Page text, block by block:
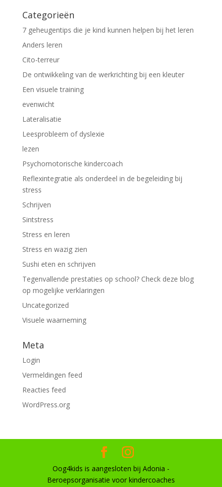
Categorieën
7 geheugentips die je kind kunnen helpen bij het leren
Anders leren
Cito-terreur
De ontwikkeling van de werkrichting bij een kleuter
Een visuele training
evenwicht
Lateralisatie
Leesprobleem of dyslexie
lezen
Psychomotorische kindercoach
Reflexintegratie als onderdeel in de begeleiding bij
stress
Schrijven
Sintstress
Stress en leren
Stress en wazig zien
Sushi eten en schrijven
Tegenvallende prestaties op school? Check deze blog
op mogelijke verklaringen
Uncategorized
Visuele waarneming
Meta
Login
Vermeldingen feed
Reacties feed
WordPress.org
Oog4kids is aangesloten bij Adonia -
Beroepsorganisatie voor kindercoaches